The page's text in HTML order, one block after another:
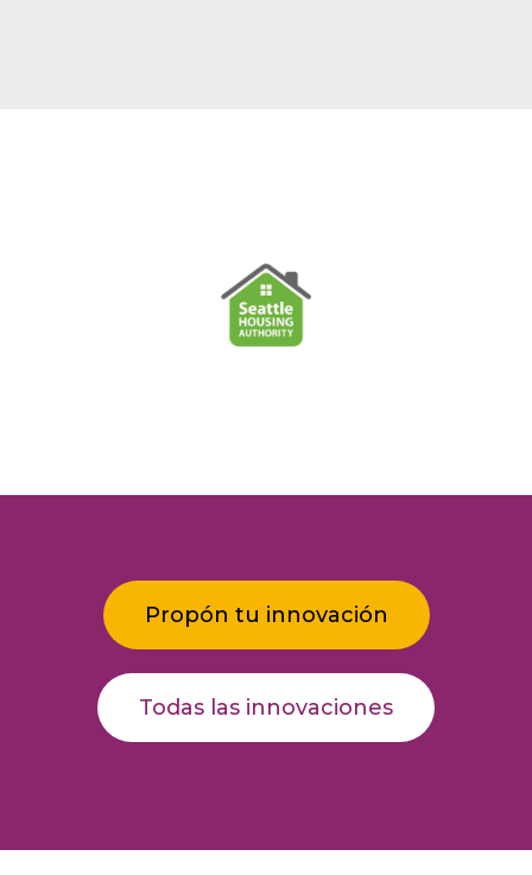
Propón tu innovación
Todas las innovaciones